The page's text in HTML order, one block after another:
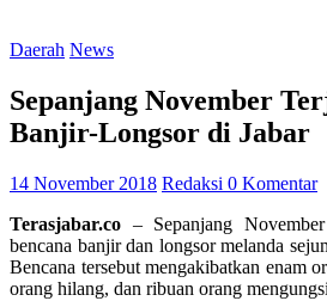
Daerah News
Sepanjang November
Banjir-Longsor di Jabar
14 November 2018 Redaksi 0 Komentar
Terasjabar.co – Sepanjang
bencana banjir dan longsor melanda
Bencana tersebut mengakibatkan enam
orang hilang, dan ribuan orang